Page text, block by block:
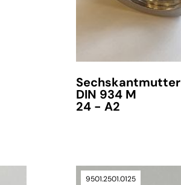
Sechskantmutter
DIN 934 M
24 - A2
9501.2501.0125